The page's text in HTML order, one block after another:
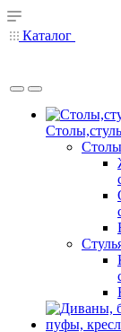
Каталог
Столы